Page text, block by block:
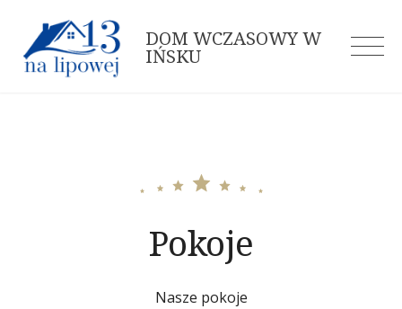
content
DOM WCZASOWY W
IŃSKU
Pokoje
Nasze pokoje